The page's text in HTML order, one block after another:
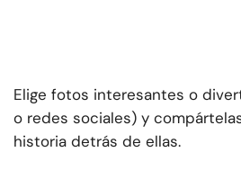
Elige fotos interesantes o
o redes sociales) y
historia detrás de ellas.